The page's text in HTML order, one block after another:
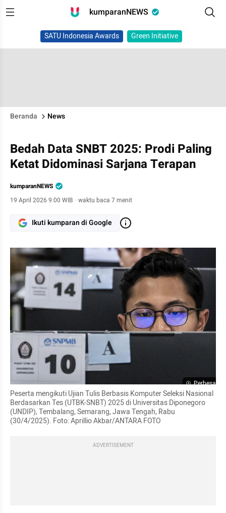
kumparanNEWS
SATU Indonesia Awards Green Initiative
Beranda News
Bedah Data SNBT 2025: Prodi Paling
Ketat Didominasi Sarjana Terapan
kumparanNEWS
19 April 2026 9:00 WIB · waktu baca 7 menit
Ikuti kumparan di Google
Perbesar
Peserta mengikuti Ujian Tulis Berbasis Komputer Seleksi Nasional
Berdasarkan Tes (UTBK-SNBT) 2025 di Universitas Diponegoro
(UNDIP), Tembalang, Semarang, Jawa Tengah, Rabu
(30/4/2025). Foto: Aprillio Akbar/ANTARA FOTO
ADVERTISEMENT